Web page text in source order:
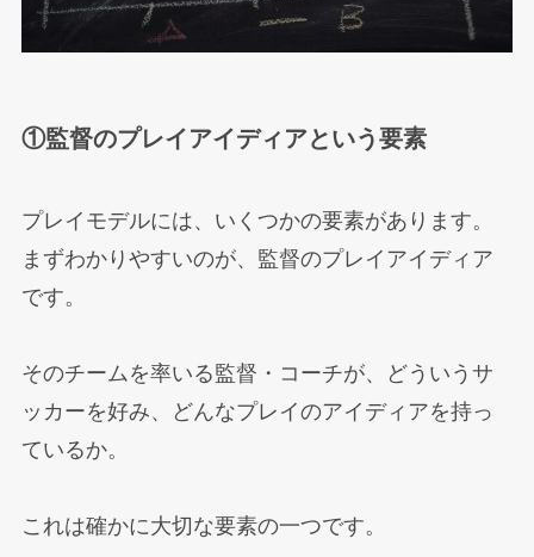
①監督のプレイアイディアという要素
プレイモデルには、いくつかの要素があります。
まずわかりやすいのが、監督のプレイアイディア
です。
そのチームを率いる監督・コーチが、どういうサ
ッカーを好み、どんなプレイのアイディアを持っ
ているか。
これは確かに大切な要素の一つです。